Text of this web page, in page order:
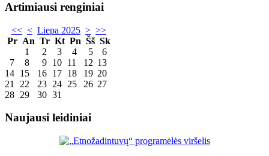
Artimiausi renginiai
<< < Liepa 2025 > >>
Pr An Tr Kt Pn Šš Sk
1
2 3 4 5
6
7
8 9 10 11 12 13
14 15 16 17 18 19 20
21
22 23 24 25 26 27
28 29 30 31
Naujausi leidiniai